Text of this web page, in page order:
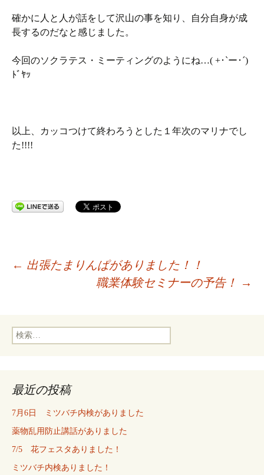
確かに人と人が話をして沢山の事を知り、自分自身が成
長するのだなと感じました。
今回のソクラテス・ミーティングのようにね…( +･`ー･´)
ﾄﾞﾔｯ
以上、カッコつけて終わろうとした１年次のマリナでし
た!!!!
投
ナ
ビ
ゲ
ー
← 出張たまりんぱがありました！！
職業体験セミナーの予告！
→
検
索:
最近の投稿
7月6日 ミツバチ内検がありました
薬物乱用防止講話がありました
7/5 花フェスタありました！
ミツバチ内検ありました！